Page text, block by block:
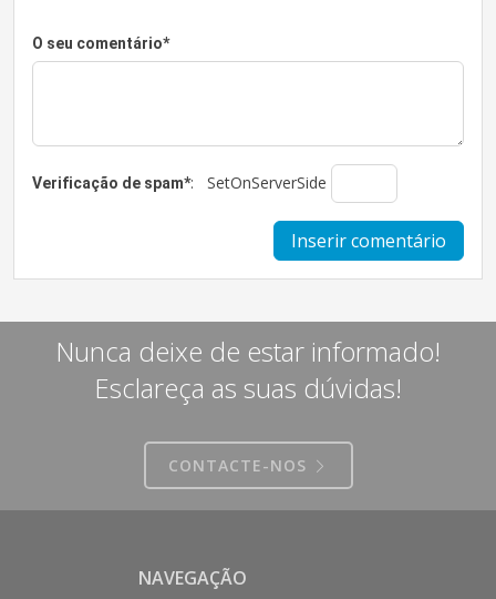
O seu comentário*
Verificação de spam*: SetOnServerSide
Nunca deixe de estar informado!
Esclareça as suas dúvidas!
CONTACTE-NOS
NAVEGAÇÃO